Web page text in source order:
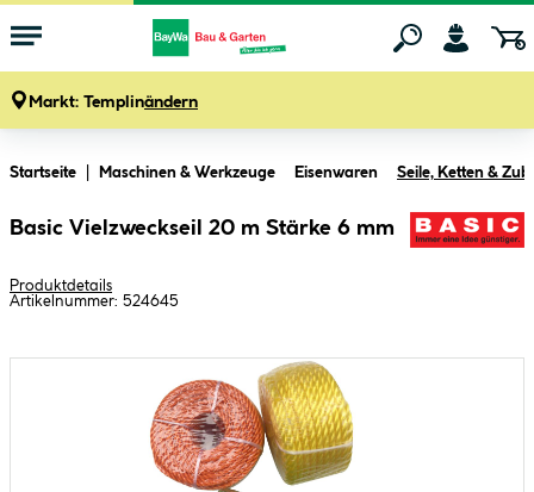
Markt: Templinändern
Startseite Maschinen & Werkzeuge Eisenwaren Seile, Ketten &
Basic Vielzweckseil 20 m Stärke 6 mm
Produktdetails
Artikelnummer: 524645